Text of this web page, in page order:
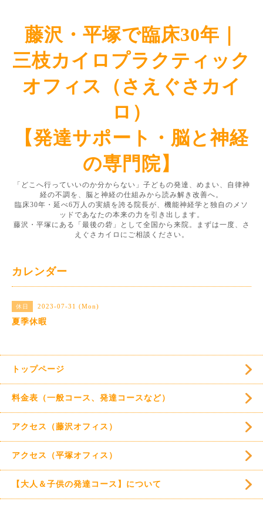
藤沢・平塚で臨床30年｜
三枝カイロプラクティック
オフィス（さえぐさカイ
ロ）
【発達サポート・脳と神経
の専門院】
「どこへ行っていいのか分からない」子どもの発達、めまい、自律神
経の不調を、脳と神経の仕組みから読み解き改善へ。
臨床30年・延べ6万人の実績を誇る院長が、機能神経学と独自のメソ
ッドであなたの本来の力を引き出します。
藤沢・平塚にある「最後の砦」として全国から来院。まずは一度、さ
えぐさカイロにご相談ください。
カレンダー
休日 2023-07-31 (Mon)
夏季休暇
トップページ
料金表（一般コース、発達コースなど）
アクセス（藤沢オフィス）
アクセス（平塚オフィス）
【大人＆子供の発達コース】について